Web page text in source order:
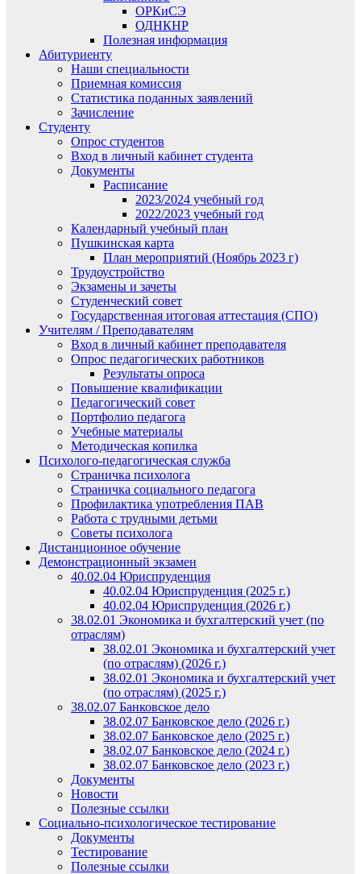
ОРКиСЭ
ОДНКНР
Полезная информация
Абитуриенту
Наши специальности
Приемная комиссия
Статистика поданных заявлений
Зачисление
Студенту
Опрос студентов
Вход в личный кабинет студента
Документы
Расписание
2023/2024 учебный год
2022/2023 учебный год
Календарный учебный план
Пушкинская карта
План мероприятий (Ноябрь 2023 г)
Трудоустройство
Экзамены и зачеты
Студенческий совет
Государственная итоговая аттестация (СПО)
Учителям / Преподавателям
Вход в личный кабинет преподавателя
Опрос педагогических работников
Результаты опроса
Повышение квалификации
Педагогический совет
Портфолио педагога
Учебные материалы
Методическая копилка
Психолого-педагогическая служба
Страничка психолога
Страничка социального педагога
Профилактика употребления ПАВ
Работа с трудными детьми
Советы психолога
Дистанционное обучение
Демонстрационный экзамен
40.02.04 Юриспруденция
40.02.04 Юриспруденция (2025 г.)
40.02.04 Юриспруденция (2026 г.)
38.02.01 Экономика и бухгалтерский учет (по
отраслям)
38.02.01 Экономика и бухгалтерский учет
(по отраслям) (2026 г.)
38.02.01 Экономика и бухгалтерский учет
(по отраслям) (2025 г.)
38.02.07 Банковское дело
38.02.07 Банковское дело (2026 г.)
38.02.07 Банковское дело (2025 г.)
38.02.07 Банковское дело (2024 г.)
38.02.07 Банковское дело (2023 г.)
Документы
Новости
Полезные ссылки
Социально-психологическое тестирование
Документы
Тестирование
Полезные ссылки